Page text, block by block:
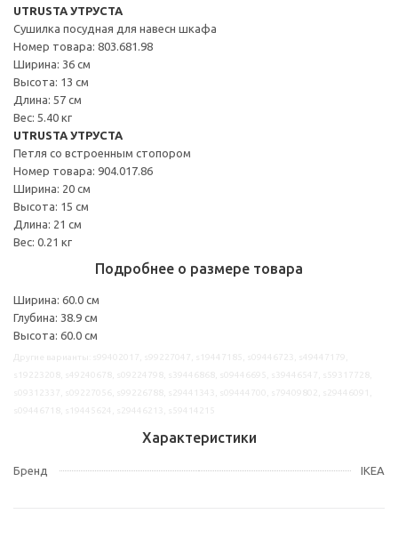
UTRUSTA УТРУСТА
Сушилка посудная для навесн шкафа
Номер товара: 803.681.98
Ширина: 36 см
Высота: 13 см
Длина: 57 см
Вес: 5.40 кг
UTRUSTA УТРУСТА
Петля со встроенным стопором
Номер товара: 904.017.86
Ширина: 20 см
Высота: 15 см
Длина: 21 см
Вес: 0.21 кг
Подробнее о размере товара
Ширина: 60.0 см
Глубина: 38.9 см
Высота: 60.0 см
Характеристики
Бренд IKEA